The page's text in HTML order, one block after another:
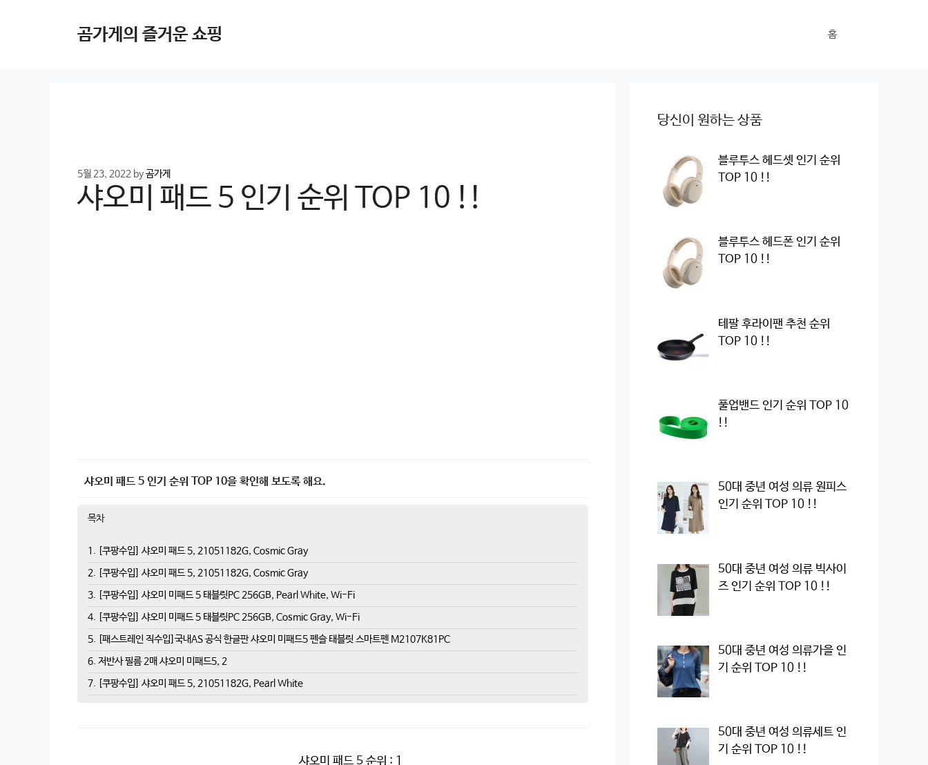
곰가게의 즐거운 쇼핑 홈
5월 23, 2022 by곰가게
샤오미 패드 5 인기 순위 TOP 10 !!
샤오미 패드 5 인기 순위 TOP 10을 확인해 보도록 해요.
목차
1. [쿠팡수입] 샤오미 패드 5, 21051182G, Cosmic Gray
2. [쿠팡수입] 샤오미 패드 5, 21051182G, Cosmic Gray
3. [쿠팡수입] 샤오미 미패드 5 태블릿PC 256GB, Pearl White, Wi-Fi
4. [쿠팡수입] 샤오미 미패드 5 태블릿PC 256GB, Cosmic Gray, Wi-Fi
5. [패스트레인 직수입]국내AS 공식 한글판 샤오미 미패드5 펜슬 태블릿 스마트펜 M2107K81PC
6. 저반사 필름 2매 샤오미 미패드5, 2
7. [쿠팡수입] 샤오미 패드 5, 21051182G, Pearl White
샤오미 패드 5 순위 : 1
당신이 원하는 상품
블루투스 헤드셋 인기 순위
TOP 10 !!
블루투스 헤드폰 인기 순위
TOP 10 !!
테팔 후라이팬 추천 순위
TOP 10 !!
풀업밴드 인기 순위 TOP 10
!!
50대 중년 여성 의류 원피스
인기 순위 TOP 10 !!
50대 중년 여성 의류 빅사이
즈 인기 순위 TOP 10 !!
50대 중년 여성 의류가을 인
기 순위 TOP 10 !!
50대 중년 여성 의류세트 인
기 순위 TOP 10 !!